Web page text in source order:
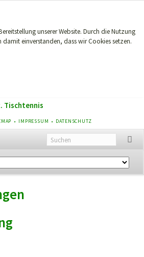
unserer Website. Durch die Nutzung
damit einverstanden, dass wir Cookies setzen.
IMPRESSUM DATENSCHUTZ